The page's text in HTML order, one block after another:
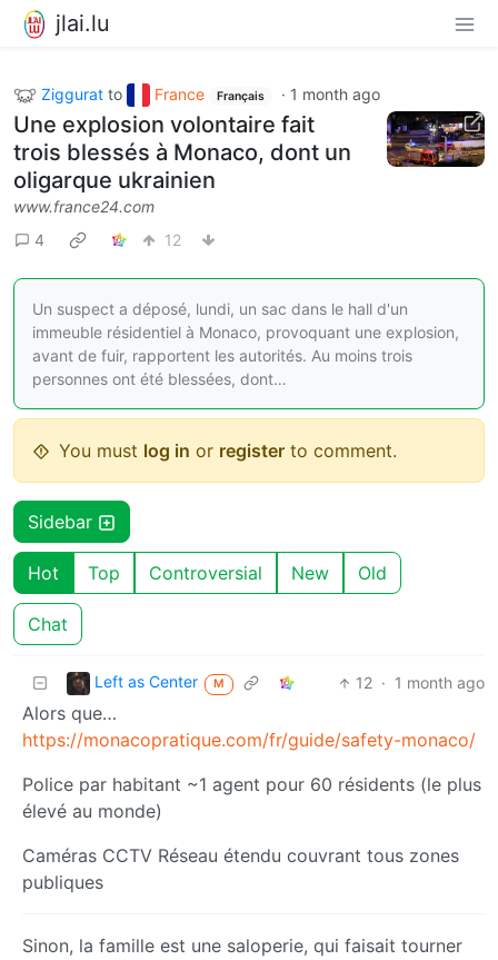
jlai.lu
Ziggurat to France Français · 1 month ago
Une explosion volontaire fait
trois blessés à Monaco, dont un
oligarque ukrainien
www.france24.com
4
12
Un suspect a déposé, lundi, un sac dans le hall d'un
immeuble résidentiel à Monaco, provoquant une explosion,
avant de fuir, rapportent les autorités. Au moins trois
personnes ont été blessées, dont…
You must log in or register to comment.
Sidebar
Hot Top Controversial New Old
Chat
Left as Center M 12 · 1 month ago
Alors que…
https://monacopratique.com/fr/guide/safety-monaco/
Police par habitant ~1 agent pour 60 résidents (le plus
élevé au monde)
Caméras CCTV Réseau étendu couvrant tous zones
publiques
Sinon, la famille est une saloperie, qui faisait tourner